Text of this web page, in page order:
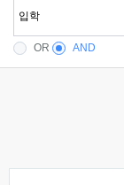
OR AND